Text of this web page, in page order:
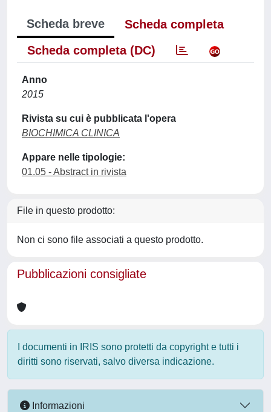
Scheda breve
Scheda completa
Scheda completa (DC)
Anno
2015
Rivista su cui è pubblicata l'opera
BIOCHIMICA CLINICA
Appare nelle tipologie:
01.05 - Abstract in rivista
File in questo prodotto:
Non ci sono file associati a questo prodotto.
Pubblicazioni consigliate
I documenti in IRIS sono protetti da copyright e tutti i
diritti sono riservati, salvo diversa indicazione.
Informazioni